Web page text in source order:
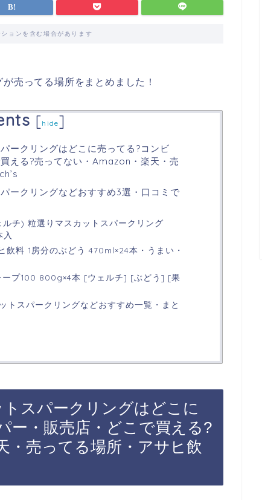
ョンを含む場合があります
売ってる場所をまとめました！
[hide]
ークリングはどこに売ってる?コンビ
える?売ってない・Amazon・楽天・売
ークリングなどおすすめ3選・口コミで
チ) 粒選りマスカットスパークリング
飲料 1房分のぶどう 470ml×24本・うまい・
ープ100 800g×4本 [ウェルチ] [ぶどう] [果
トスパークリングなどおすすめ一覧・まと
スパークリングはどこに
ー・販売店・どこで買える?
・売ってる場所・アサヒ飲